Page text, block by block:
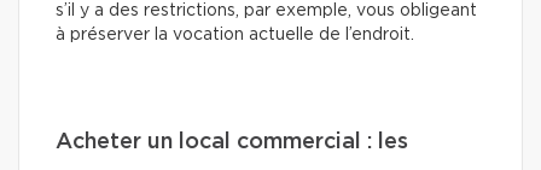
s’il y a des restrictions, par exemple, vous obligeant
à préserver la vocation actuelle de l’endroit.
Acheter un local commercial : les